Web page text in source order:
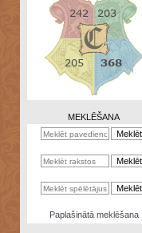
Zināšanu
kalkulators
Nomētātās
MEKLĒŠANA
Paplašinātā meklēšana